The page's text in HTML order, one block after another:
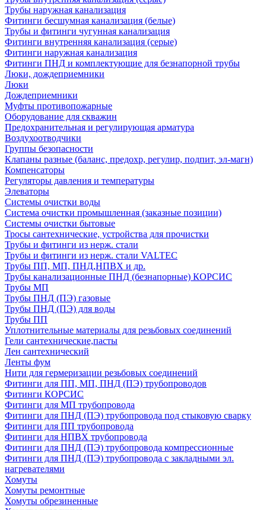
Трубы наружная канализация
Фитинги бесшумная канализация (белые)
Трубы и фитинги чугунная канализация
Фитинги внутренняя канализация (серые)
Фитинги наружная канализация
Фитинги ПНД и комплектующие для безнапорной трубы
Люки, дождеприемники
Люки
Дождеприемники
Муфты противопожарные
Оборудование для скважин
Предохранительная и регулирующая арматура
Воздухоотводчики
Группы безопасности
Клапаны разные (баланс, предохр, регулир, подпит, эл-магн)
Компенсаторы
Регуляторы давления и температуры
Элеваторы
Системы очистки воды
Система очистки промышленная (заказные позиции)
Системы очистки бытовые
Тросы сантехнические, устройства для прочистки
Трубы и фитинги из нерж. стали
Трубы и фитинги из нерж. стали VALTEC
Трубы ПП, МП, ПНД,НПВХ и др.
Трубы канализационные ПНД (безнапорные) КОРСИС
Трубы МП
Трубы ПНД (ПЭ) газовые
Трубы ПНД (ПЭ) для воды
Трубы ПП
Уплотнительные материалы для резьбовых соединений
Гели сантехнические,пасты
Лен сантехнический
Ленты фум
Нити для гермеризации резьбовых соединений
Фитинги для ПП, МП, ПНД (ПЭ) трубопроводов
Фитинги КОРСИС
Фитинги для МП трубопровода
Фитинги для ПНД (ПЭ) трубопровода под стыковую сварку
Фитинги для ПП трубопровода
Фитинги для НПВХ трубопровода
Фитинги для ПНД (ПЭ) трубопровода компрессионные
Фитинги для ПНД (ПЭ) трубопровода с закладными эл.
нагревателями
Хомуты
Хомуты ремонтные
Хомуты обрезиненные